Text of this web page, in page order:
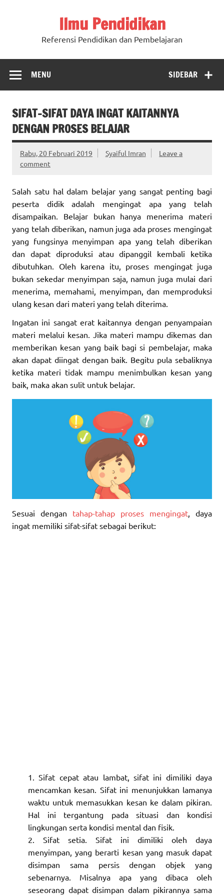
Ilmu Pendidikan
Referensi Pendidikan dan Pembelajaran
SIDEBAR
MENU
SIFAT-SIFAT DAYA INGAT KAITANNYA
DENGAN PROSES BELAJAR
Rabu, 20 Februari 2019 Syaiful Imran
Leave a
comment
Salah satu hal dalam belajar yang sangat penting bagi
peserta didik adalah mengingat apa yang telah
disampaikan. Belajar bukan hanya menerima materi
yang telah diberikan, namun juga ada proses mengingat
yang fungsinya menyimpan apa yang telah diberikan
dan dapat diproduksi atau dipanggil kembali ketika
dibutuhkan. Oleh karena itu, proses mengingat juga
bukan sekedar menyimpan saja, namun juga mulai dari
menerima, memahami, menyimpan, dan memproduksi
ulang kesan dari materi yang telah diterima.
Ingatan ini sangat erat kaitannya dengan penyampaian
materi melalui kesan. Jika materi mampu dikemas dan
memberikan kesan yang baik bagi si pembelajar, maka
akan dapat diingat dengan baik. Begitu pula sebaliknya
ketika materi tidak mampu menimbulkan kesan yang
baik, maka akan sulit untuk belajar.
Sesuai dengan tahap-tahap proses mengingat , daya
ingat memiliki sifat-sifat sebagai berikut:
Sifat cepat atau lambat, sifat ini dimiliki daya
mencamkan kesan. Sifat ini menunjukkan lamanya
waktu untuk memasukkan kesan ke dalam pikiran.
Hal ini tergantung pada situasi dan kondisi
lingkungan serta kondisi mental dan fisik.
Sifat setia. Sifat ini dimiliki oleh daya
menyimpan, yang berarti kesan yang masuk dapat
disimpan sama persis dengan objek yang
sebenarnya. Misalnya apa yang dibaca oleh
seseorang dapat disimpan dalam pikirannya sama